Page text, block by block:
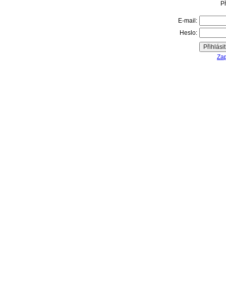
E-mail:
Heslo: